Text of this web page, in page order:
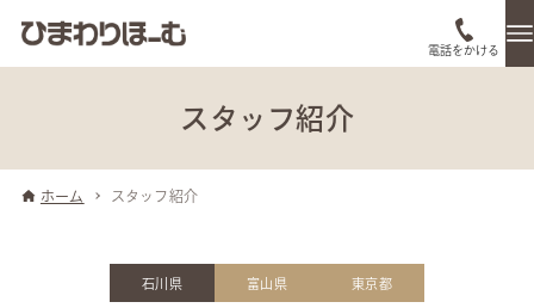
電話をかける
スタッフ紹介
ホーム スタッフ紹介
石川県 富山県 東京都